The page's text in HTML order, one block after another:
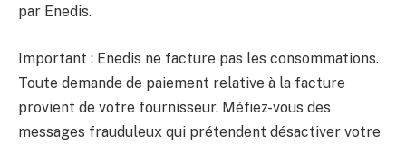
par Enedis.
Important : Enedis ne facture pas les consommations.
Toute demande de paiement relative à la facture
provient de votre fournisseur. Méfiez-vous des
messages frauduleux qui prétendent désactiver votre